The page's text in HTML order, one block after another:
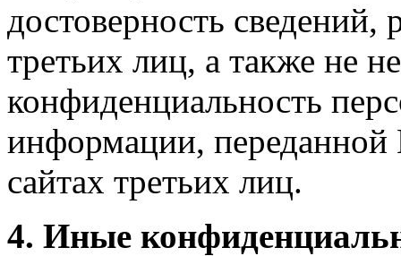
достоверность
третьих лиц, а также не
конфиденциальность
информации, переданной
сайтах третьих лиц.
4. Иные